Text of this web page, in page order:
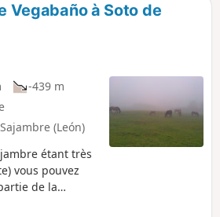
Vegabaño à Soto de
-439 m
(León)
étant très
vous pouvez
de la